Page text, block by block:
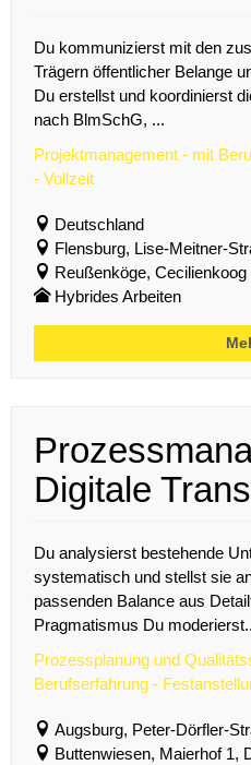
Du kommunizierst mit den
Trägern öffentlicher Belange
Du erstellst und koordinierst
nach BlmSchG, ...
Projektmanagement - mit
- Vollzeit
Deutschland
Flensburg, Lise-Meitner-
Reußenköge,
Hybrides Arbeiten
Digitale
Du analysierst bestehende
systematisch und stellst sie
passenden Balance aus
Pragmatismus Du
Prozessplanung und
Berufserfahrung -
Augsburg, Peter-Dörfler-
Buttenwiesen, Maierhof 1,